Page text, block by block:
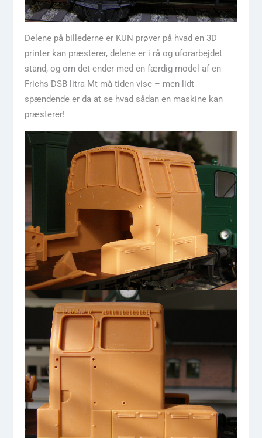
Delene på billederne er KUN prøver på hvad en 3D
printer kan præsterer, delene er i rå og uforarbejdet
stand, og om det ender med en færdig model af en
Frichs DSB litra Mt må tiden vise – men lidt
spændende er da at se hvad sådan en maskine kan
præsterer!